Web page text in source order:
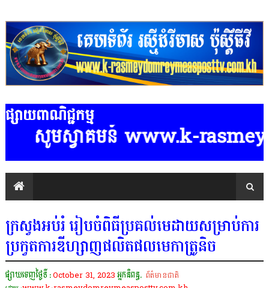
ផ្សាយពាណិជ្ជកម្ម
សូមស្វាគមន៍ www.k-
ក្រសួងអប់រំ រៀបចំពិធីប្រគល់មេដាយសម្រាប់ការ
ប្រកួតការឌីហ្សាញផលិតផលមេកាត្រូនិច
ផ្សាយចេញថ្ងៃទី :October 31, 2023 អ្នកនិពន្ធ. ព័ត៌មានជាតិ